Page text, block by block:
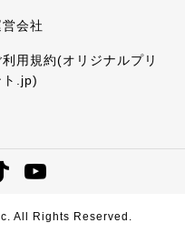
会社
利用規約(オリジナルプリ
ト.jp)
All Rights Reserved.